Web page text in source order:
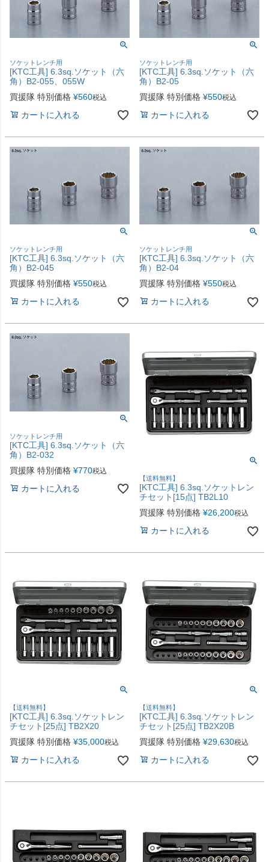
ソケットレンチ用
[KTC工具] 6.3sq.ソケット（六
角）B2-055、055W
買援隊 特別価格 ¥560税込
カートに入れる
ソケットレンチ用
[KTC工具] 6.3sq.ソケット（六
角）B2-05
買援隊 特別価格 ¥550税込
カートに入れる
ソケットレンチ用
[KTC工具] 6.3sq.ソケット（六
角）B2-045
買援隊 特別価格 ¥550税込
カートに入れる
ソケットレンチ用
[KTC工具] 6.3sq.ソケット（六
角）B2-04
買援隊 特別価格 ¥550税込
カートに入れる
ソケットレンチ用
[KTC工具] 6.3sq.ソケット（六
角）B2-032
買援隊 特別価格 ¥770税込
カートに入れる
【送料無料】
[KTC工具] 6.3sq.ソケットレン
チセット[15点] TB2L10
買援隊 特別価格 ¥26,200税込
カートに入れる
【送料無料】
[KTC工具] 6.3sq.ソケットレン
チセット[25点] TB2X20
買援隊 特別価格 ¥35,000税込
カートに入れる
【送料無料】
[KTC工具] 6.3sq.ソケットレン
チセット[25点] TB2X20B
買援隊 特別価格 ¥29,630税込
カートに入れる